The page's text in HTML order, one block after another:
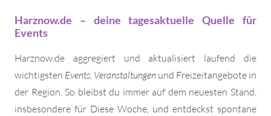
Harznow.de – deine tagesaktuelle Quelle für
Events
Harznow.de aggregiert und aktualisiert laufend die
wichtigsten Events, Veranstaltungen und Freizeitangebote in
der Region. So bleibst du immer auf dem neuesten Stand,
insbesondere für Diese Woche, und entdeckst spontane